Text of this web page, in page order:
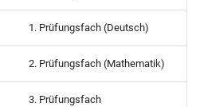
1. Prüfungsfach (Deutsch)
2. Prüfungsfach (Mathematik)
3. Prüfungsfach